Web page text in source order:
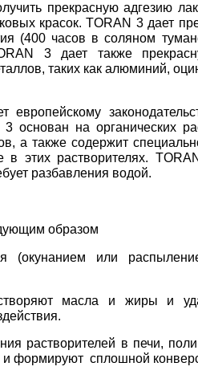
прекрасную адгезию
красок. TORAN 3 дает
(400 часов в соляном
3 дает также
таких как алюминий,
европейскому
основан на органических
а также содержит
в этих растворителях.
разбавления водой.
образом
(окунанием или
масла и жиры и
растворителей в печи,
и формируют сплошной